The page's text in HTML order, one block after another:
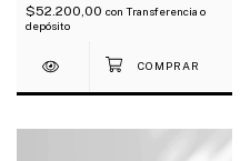
$52.200,00 con Transferencia o
depósito